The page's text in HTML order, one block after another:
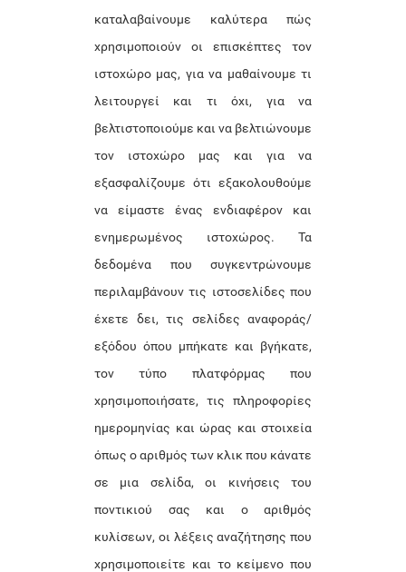
καταλαβαίνουμε καλύτερα πώς
χρησιμοποιούν οι επισκέπτες τον
ιστοχώρο μας, για να μαθαίνουμε τι
λειτουργεί και τι όχι, για να
βελτιστοποιούμε και να βελτιώνουμε
τον ιστοχώρο μας και για να
εξασφαλίζουμε ότι εξακολουθούμε
να είμαστε ένας ενδιαφέρον και
ενημερωμένος ιστοχώρος. Τα
δεδομένα που συγκεντρώνουμε
περιλαμβάνουν τις ιστοσελίδες που
έχετε δει, τις σελίδες αναφοράς/
εξόδου όπου μπήκατε και βγήκατε,
τον τύπο πλατφόρμας που
χρησιμοποιήσατε, τις πληροφορίες
ημερομηνίας και ώρας και στοιχεία
όπως ο αριθμός των κλικ που κάνατε
σε μια σελίδα, οι κινήσεις του
ποντικιού σας και ο αριθμός
κυλίσεων, οι λέξεις αναζήτησης που
χρησιμοποιείτε και το κείμενο που